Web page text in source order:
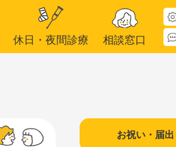
休日・夜間診療 相談窓口
お祝い・届出